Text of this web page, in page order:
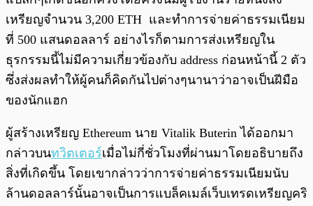
เหรียญจำนวน 3,200 ETH และทำการจ่ายค่าธรรมเนียม
ที่ 500 แสนดอลลาร์ อย่างไรก็ตามการส่งเหรียญใน
ธุรกรรมนี้ไม่มีความเกี่ยวข้องกับ address ก่อนหน้านี้ 2 ตัว
ซึ่งส่งผลทำให้ผู้คนก็คิดกันไปต่างๆนานาว่าอาจเป็นฝีมือ
ของนักแฮก
ผู้สร้างเหรียญ Ethereum นาย Vitalik Buterin ได้ออกมา
กล่าวบนทวิตเตอร์เมื่อไม่กี่ชั่วโมงที่ผ่านมาโดยอธิบายถึง
สิ่งที่เกิดขึ้น โดยเขากล่าวว่าการจ่ายค่าธรรมเนียมนับ
ล้านดอลลาร์นั้นอาจเป็นการแบล็คเมล์เว็บเทรดเหรียญคริ